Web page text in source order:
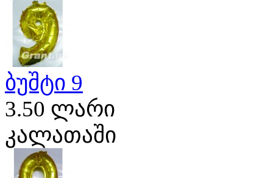
ბუშტი 9
3.50 ლარი
კალათაში